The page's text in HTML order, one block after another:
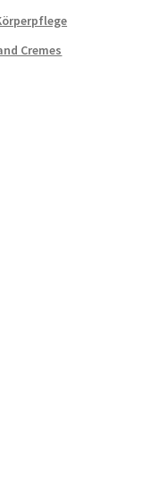
Cremes